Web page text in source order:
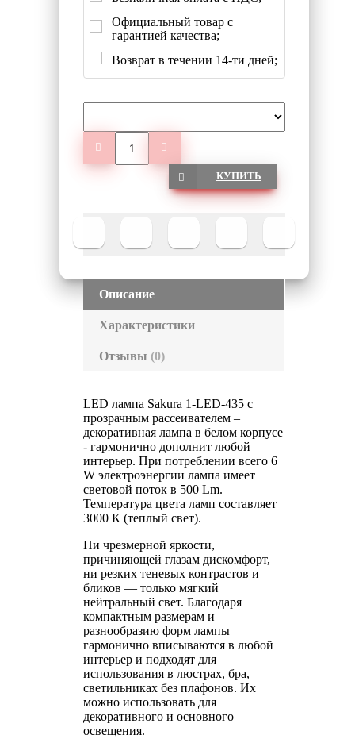
Официальный товар с
гарантией качества;
Возврат в течении 14-ти дней;
КУПИТЬ
Описание
Характеристики
Отзывы (0)
LED лампа Sakura 1-LED-435c
прозрачным рассеивателем –
декоративная лампа в белом корпусе
- гармонично дополнит любой
интерьер. При потреблении всего 6
W электроэнергии лампа имеет
световой поток в 500 Lm.
Температура цвета ламп составляет
3000 К (теплый свет).
Ни чрезмерной яркости,
причиняющей глазам дискомфорт,
ни резких теневых контрастов и
бликов — только мягкий
нейтральный свет. Благодаря
компактным размерам и
разнообразию форм лампы
гармонично вписываются в любой
интерьер и подходят для
использования в люстрах, бра,
светильниках без плафонов. Их
можно использовать для
декоративного и основного
освещения.